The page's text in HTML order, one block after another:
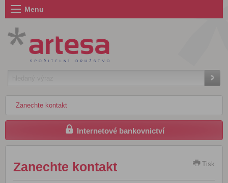
Menu
Zanechte kontakt
Internetové bankovnictví
Tisk
Zanechte kontakt